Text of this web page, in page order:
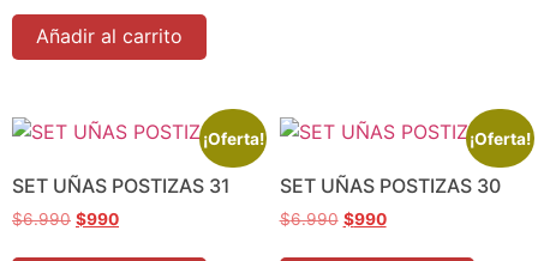
Añadir al carrito
¡Oferta!
SET UÑAS POSTIZAS 31
$6.990 $990
¡Oferta!
SET UÑAS POSTIZAS 30
$6.990 $990